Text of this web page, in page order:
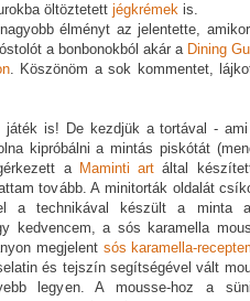
öltöztetett jégkrémek is.
élményt az jelentette,
a bonbonokból akár a Dining
. Köszönöm a sok kommentet,
is! De kezdjük a tortával - ami
kipróbálni a mintás piskótát
a Maminti art által
tovább. A minitorták oldalát
a technikával készült a minta
kedvencem, a sós karamella
megjelent sós karamella-
és tejszín segítségével vált
legyen. A mousse-hoz a